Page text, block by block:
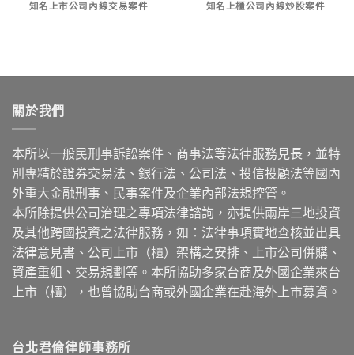
知名上市公司內線交易案件 知名上櫃公司內線炒股案件
關於我們
本所以一般民刑事訴訟案件、商事法等法律服務見長，並特
別專精於證券交易法、銀行法、公司法、投信投顧法等國內
外重大金融刑事、民事案件及企業內部法規控管。
本所除提供公司治理之專項法律諮詢，亦提供兩岸三地投資
及其他跨國投資之法律服務，如：法律事項實地查核並出具
法律意見書、公司上市（櫃）架構之安排、上市公司併購、
資產重組、交易規劃等。本所協助多家台商及外國企業來台
上市（櫃），也曾協助台商或外國企業在赴海外上市募資。
台北君倫律師事務所